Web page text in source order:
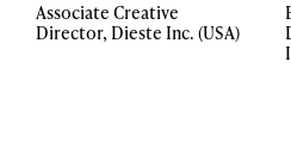
Associate Creative
Director, Dieste Inc. (USA)